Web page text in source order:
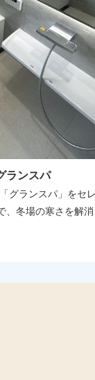
ランスパ
グランスパ」を
冬場の寒さを解